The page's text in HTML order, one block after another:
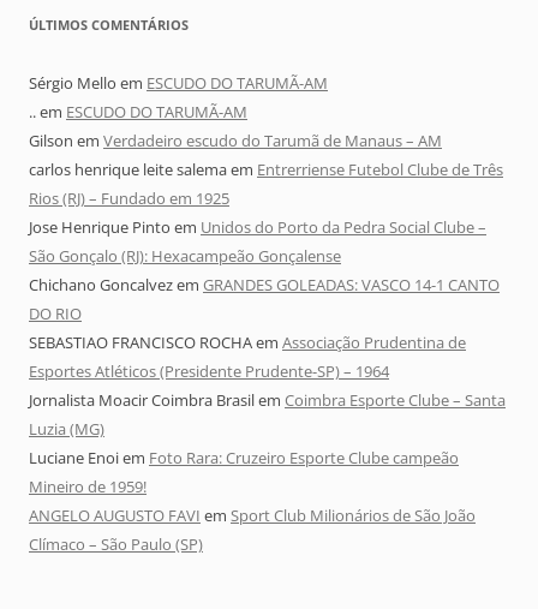
ÚLTIMOS COMENTÁRIOS
Sérgio Mello em ESCUDO DO TARUMÃ-AM
..em ESCUDO DO TARUMÃ-AM
Gilson em Verdadeiro escudo do Tarumã de Manaus – AM
carlos henrique leite salemaem Entrerriense Futebol Clube de Três
Rios (RJ) – Fundado em 1925
Jose Henrique Pinto em Unidos do Porto da Pedra Social Clube –
São Gonçalo (RJ): Hexacampeão Gonçalense
Chichano Goncalvezem GRANDES GOLEADAS: VASCO 14-1 CANTO
DO RIO
SEBASTIAO FRANCISCO ROCHAem Associação Prudentina de
Esportes Atléticos (Presidente Prudente-SP) – 1964
Jornalista Moacir Coimbra Brasilem Coimbra Esporte Clube – Santa
Luzia (MG)
Luciane Enoiem Foto Rara: Cruzeiro Esporte Clube campeão
Mineiro de 1959!
ANGELO AUGUSTO FAVI em Sport Club Milionários de São João
Clímaco – São Paulo (SP)